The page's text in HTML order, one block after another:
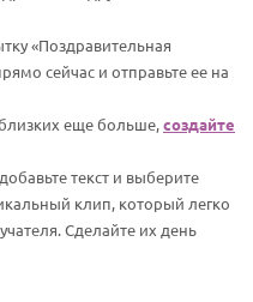
«Поздравительная
сейчас и отправьте ее на
еще больше,создайте
текст и выберите
клип, который легко
Сделайте их день